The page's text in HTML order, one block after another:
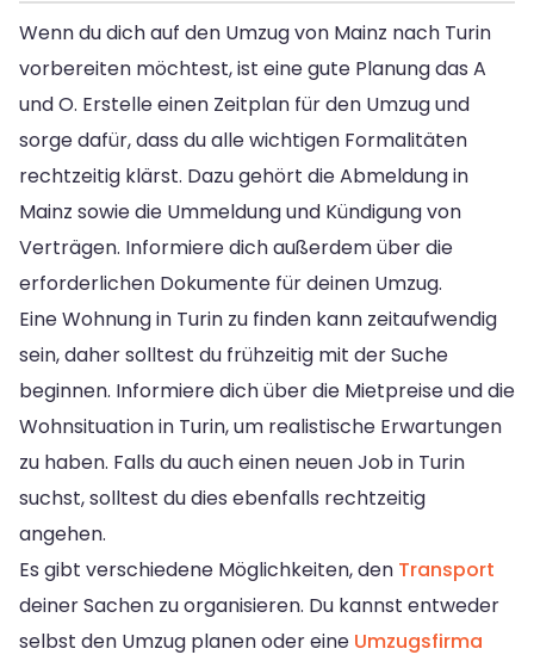
Wenn du dich auf den Umzug von Mainz nach Turin
vorbereiten möchtest, ist eine gute Planung das A
und O. Erstelle einen Zeitplan für den Umzug und
sorge dafür, dass du alle wichtigen Formalitäten
rechtzeitig klärst. Dazu gehört die Abmeldung in
Mainz sowie die Ummeldung und Kündigung von
Verträgen. Informiere dich außerdem über die
erforderlichen Dokumente für deinen Umzug.
Eine Wohnung in Turin zu finden kann zeitaufwendig
sein, daher solltest du frühzeitig mit der Suche
beginnen. Informiere dich über die Mietpreise und die
Wohnsituation in Turin, um realistische Erwartungen
zu haben. Falls du auch einen neuen Job in Turin
suchst, solltest du dies ebenfalls rechtzeitig
angehen.
Es gibt verschiedene Möglichkeiten, den Transport
deiner Sachen zu organisieren. Du kannst entweder
selbst den Umzug planen oder eine Umzugsfirma